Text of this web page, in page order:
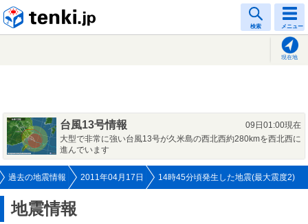
検索 メニュー
現在地
台風13号情報
09日01:00現在
大型で非常に強い台風13号が久米島の西北西約280kmを西北西に
進んでいます
過去の地震情報 2011年04月17日 14時45分頃発生した地震(最大震度2)
地震情報